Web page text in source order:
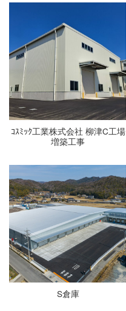
ｺｽﾐｯｸ工業株式会社 柳津C工場
増築工事
S倉庫